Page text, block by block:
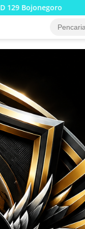
Merajut Asa di Dusun